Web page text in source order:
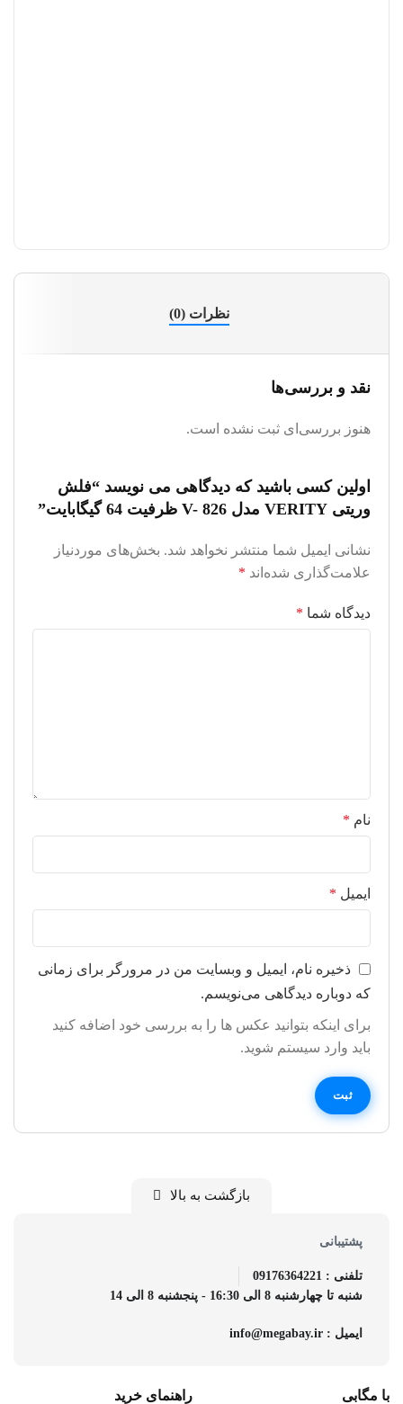
نظرات (0)
نقد و بررسی‌ها
هنوز بررسی‌ای ثبت نشده است.
اولین کسی باشید که دیدگاهی می نویسد “فلش
وریتی VERITY مدل V- 826 ظرفیت 64 گیگابایت”
نشانی ایمیل شما منتشر نخواهد شد. بخش‌های موردنیاز
علامت‌گذاری شده‌اند *
دیدگاه شما *
نام *
ایمیل *
ذخیره نام، ایمیل و وبسایت من در مرورگر برای زمانی
که دوباره دیدگاهی می‌نویسم.
برای اینکه بتوانید عکس ها را به بررسی خود اضافه کنید
باید وارد سیستم شوید.
بازگشت به بالا
پشتیبانی
تلفنی : 09176364221
شنبه تا چهارشنبه 8 الی 16:30 - پنجشنبه 8 الی 14
ایمیل : info@megabay.ir
با مگابی راهنمای خرید